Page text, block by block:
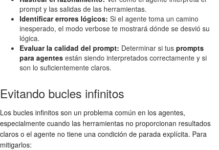
prompt y las salidas de las herramientas.
Identificar errores lógicos: Si el agente toma un camino
inesperado, el modo verbose te mostrará dónde se desvió su
lógica.
Evaluar la calidad del prompt: Determinar si tus prompts
para agentes están siendo interpretados correctamente y si
son lo suficientemente claros.
Evitando bucles infinitos
Los bucles infinitos son un problema común en los agentes,
especialmente cuando las herramientas no proporcionan resultados
claros o el agente no tiene una condición de parada explícita. Para
mitigarlos: